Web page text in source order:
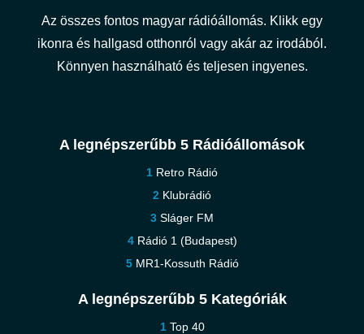
Az összes fontos magyar rádióállomás. Klikk egy
ikonra és hallgasd otthonról vagy akár az irodából.
Könnyen használható és teljesen ingyenes.
A legnépszerűbb 5 Rádióállomások
Retro Rádió
Klubrádió
Sláger FM
Rádió 1 (Budapest)
MR1-Kossuth Rádió
A legnépszerűbb 5 Kategóriák
Top 40